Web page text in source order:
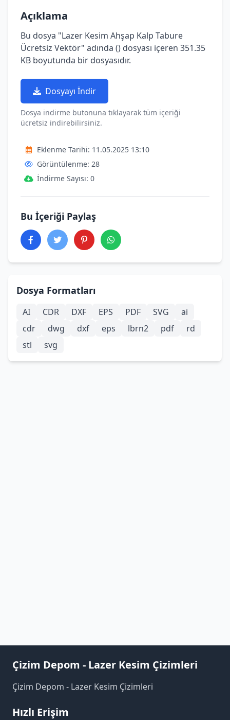
Dosya Formatları
AI CDR DXF EPS PDF SVG
ai
cdr
dwg dxf eps lbrn2 pdf
rd
stl
svg
Açıklama
Bu dosya "Lazer Kesim Ahşap Kalp Tabure
Ücretsiz Vektör" adında () dosyası içeren 351.35
KB boyutunda bir dosyasıdır.
Dosyayı İndir
Dosya indirme butonuna tıklayarak tüm içeriği
ücretsiz indirebilirsiniz.
Eklenme Tarihi: 11.05.2025 13:10
Görüntülenme: 28
İndirme Sayısı: 0
Bu İçeriği Paylaş
Çizim Depom - Lazer Kesim Çizimleri
Çizim Depom - Lazer Kesim Çizimleri
Hızlı Erişim